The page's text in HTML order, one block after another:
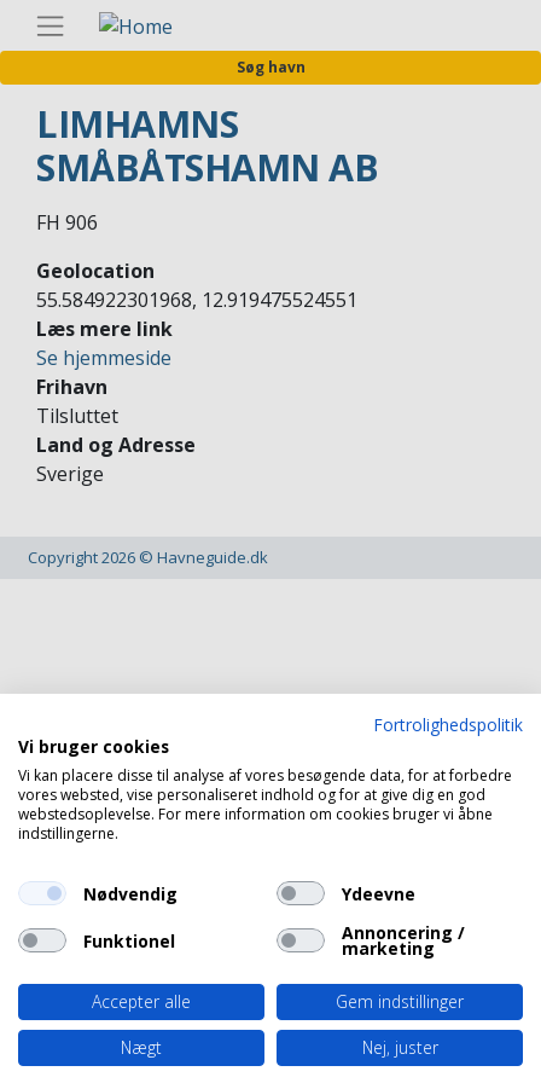
Søg havn
LIMHAMNS
SMÅBÅTSHAMN AB
FH 906
Geolocation
55.584922301968, 12.919475524551
Læs mere link
Se hjemmeside
Frihavn
Tilsluttet
Land og Adresse
Sverige
Copyright 2026 © Havneguide.dk
Fortrolighedspolitik
Vi bruger cookies
Vi kan placere disse til analyse af vores besøgende data, for at forbedre
vores websted, vise personaliseret indhold og for at give dig en god
webstedsoplevelse. For mere information om cookies bruger vi åbne
indstillingerne.
Nødvendig Ydeevne
Funktionel Annoncering /
marketing
Accepter alle
Gem indstillinger
Nægt
Nej, juster